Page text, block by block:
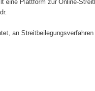
eine Plattform zur Online-
an